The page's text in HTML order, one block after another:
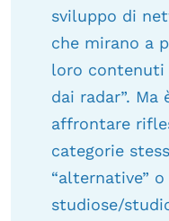
sviluppo di
che mirano a
loro contenuti
dai radar”. Ma
affrontare
categorie
“alternative”
studiose/